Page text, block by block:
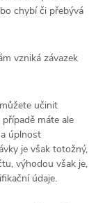
chybí či přebývá
vzniká závazek
učinit
máte ale
úplnost
je však totožný,
výhodou však je,
údaje.